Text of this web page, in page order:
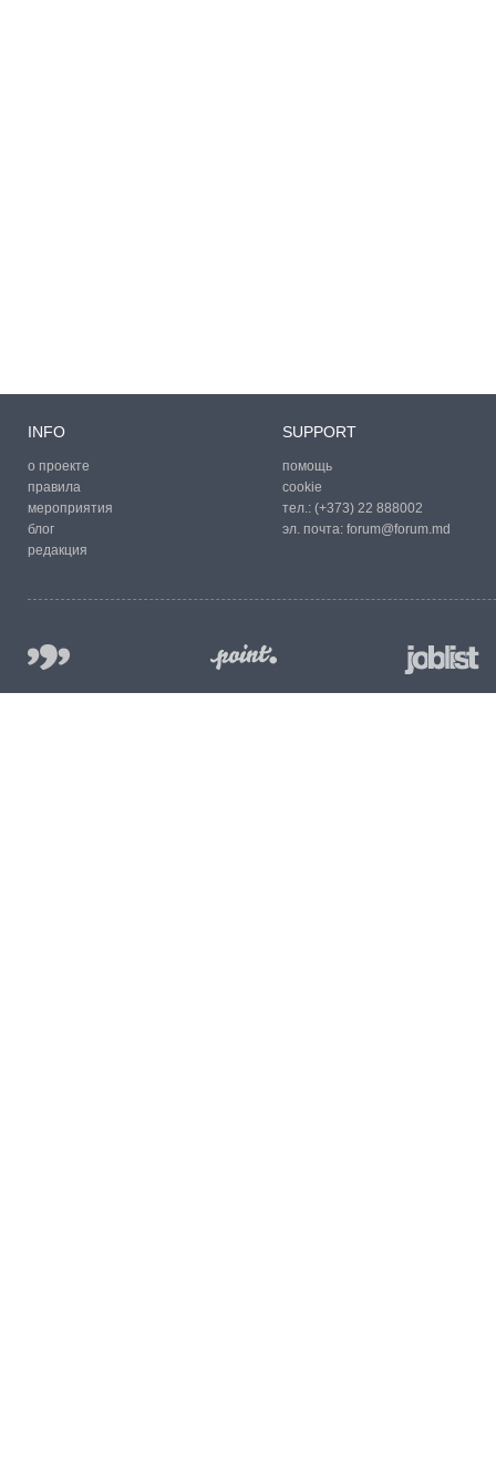
INFO
о проекте
правила
мероприятия
блог
редакция
SUPPORT
помощь
cookie
тел.: (+373) 22 888002
эл. почта: forum@forum.md